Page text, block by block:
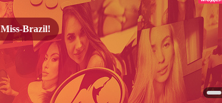
Miss-Brazil!